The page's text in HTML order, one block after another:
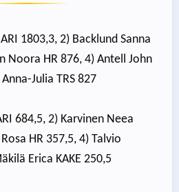
1803,3, 2) Backlund Sanna
Noora HR 876, 4) Antell John
Julia TRS 827
684,5, 2) Karvinen Neea
HR 357,5, 4) Talvio
Erica KAKE 250,5